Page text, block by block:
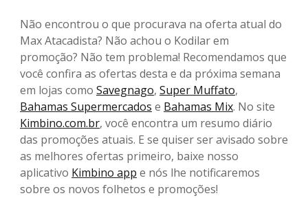
Não encontrou o que procurava na oferta atual do
Max Atacadista? Não achou o Kodilar em
promoção? Não tem problema! Recomendamos que
você confira as ofertas desta e da próxima semana
em lojas como Savegnago, Super Muffato,
Bahamas Supermercados e Bahamas Mix. No site
Kimbino.com.br, você encontra um resumo diário
das promoções atuais. E se quiser ser avisado sobre
as melhores ofertas primeiro, baixe nosso
aplicativo Kimbino app e nós lhe notificaremos
sobre os novos folhetos e promoções!